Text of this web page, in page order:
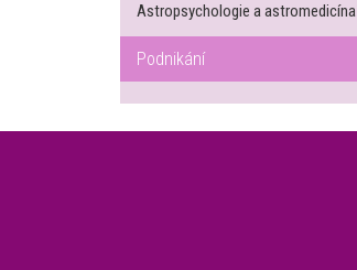
Astropsychologie a astromedicína
Podnikání